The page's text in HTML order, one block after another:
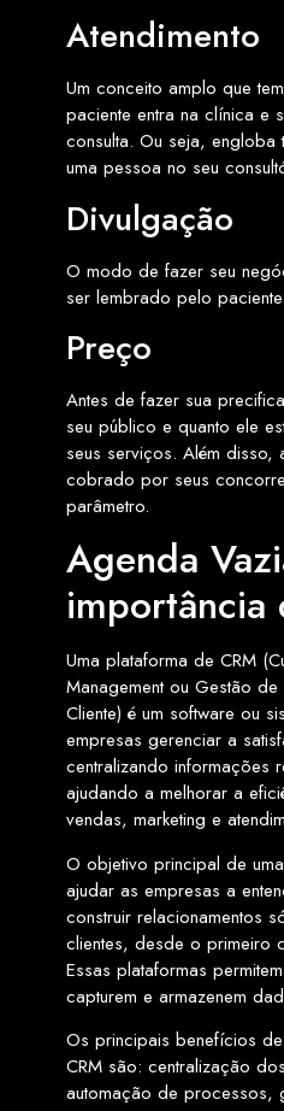
Atendimento
Um conceito amplo que
paciente entra na clínica e
consulta. Ou seja,
uma pessoa no seu
Divulgação
O modo de fazer seu
ser lembrado pelo paciente.
Preço
Antes de fazer sua
seu público e quanto ele
seus serviços. Além disso,
cobrado por seus
parâmetro.
Agenda
importância
Uma plataforma de CRM
Management ou Gestão
Cliente) é um software ou
empresas gerenciar a
centralizando informações
ajudando a melhorar a
vendas, marketing e
O objetivo principal de
ajudar as empresas a
construir relacionamentos
clientes, desde o primeiro
Essas plataformas
capturem e armazenem
Os principais benefícios
CRM são: centralização
automação de processos,